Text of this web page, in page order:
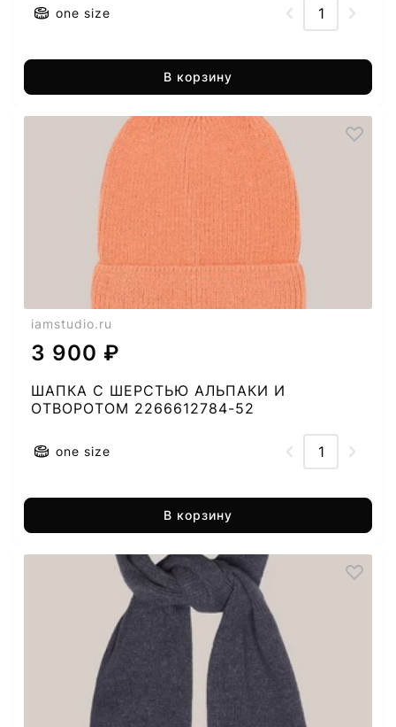
one size
В корзину
iamstudio.ru
3 900 ₽
ШАПКА C ШЕРСТЬЮ АЛЬПАКИ И
ОТВОРОТОМ 2266612784-52
one size
В корзину